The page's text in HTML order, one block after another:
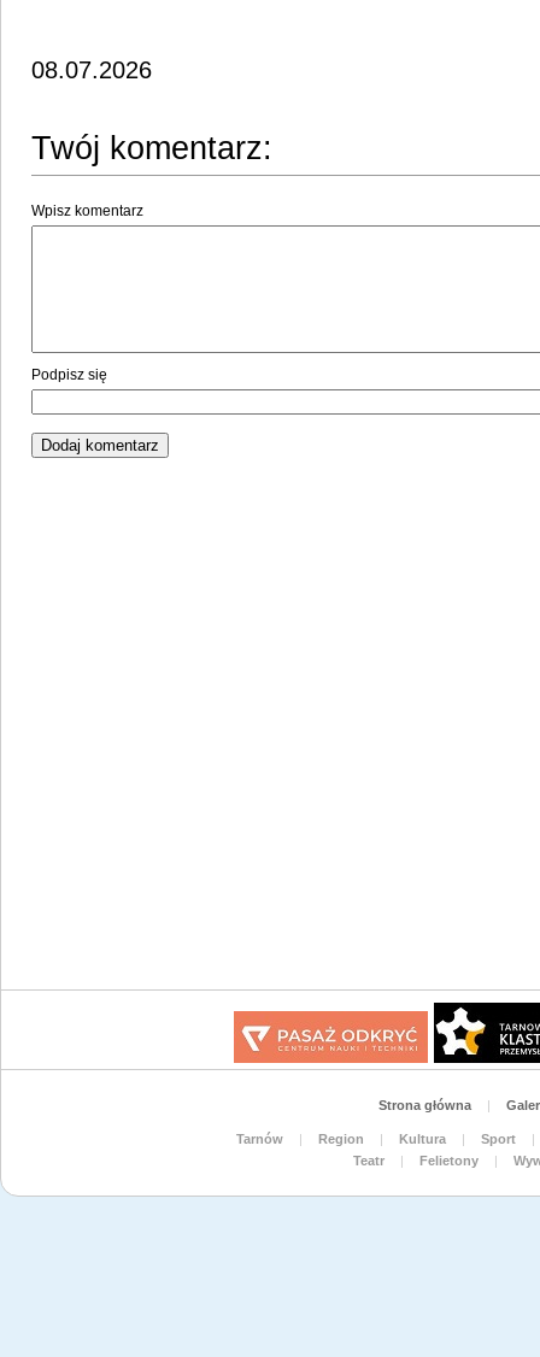
08.07.2026
Twój komentarz:
Wpisz komentarz
Podpisz się
Strona główna |
Tarnów | Region | Kultura | Sport
|
Teatr
| Felietony |